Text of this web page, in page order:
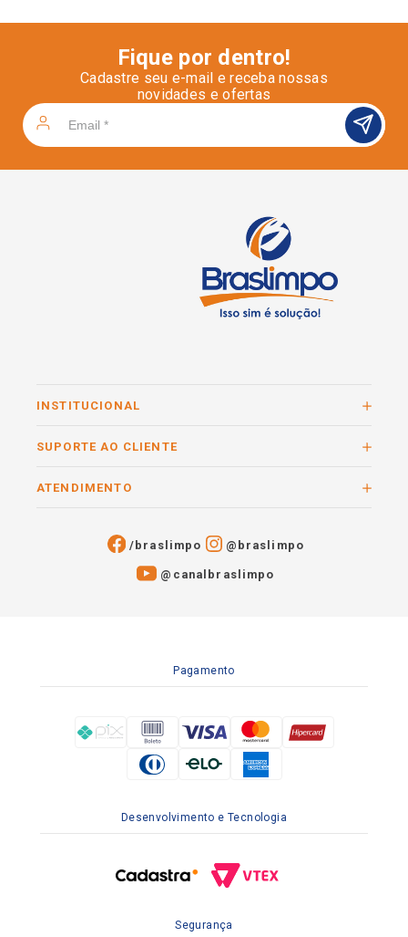
Fique por dentro!
Cadastre seu e-mail e receba nossas
novidades e ofertas
INSTITUCIONAL
SUPORTE AO CLIENTE
ATENDIMENTO
/braslimpo @braslimpo
@canalbraslimpo​
Pagamento
Desenvolvimento e Tecnologia
Segurança